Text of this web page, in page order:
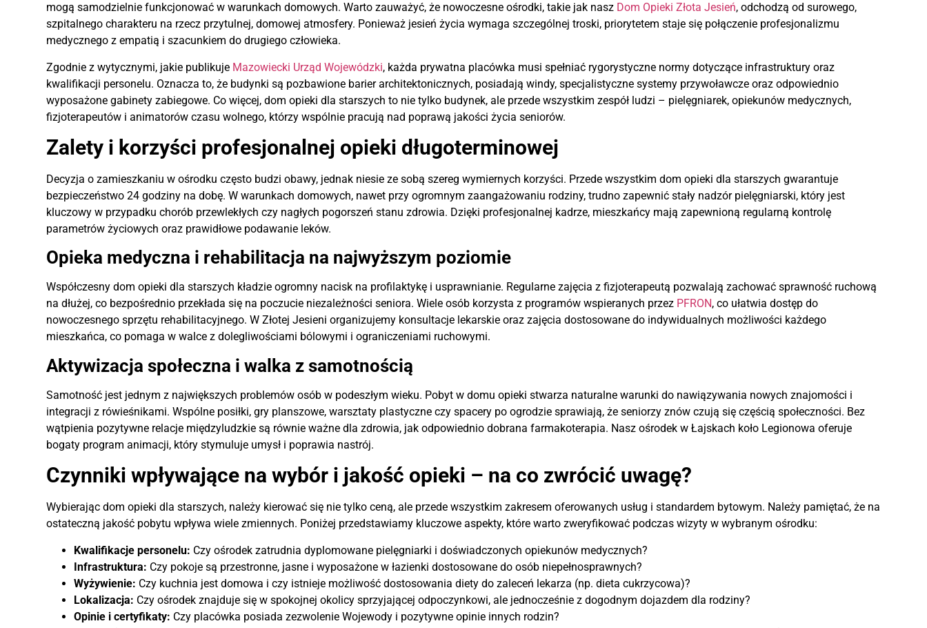
mogą samodzielnie funkcjonować w warunkach domowych. Warto zauważyć, że nowoczesne ośrodki, takie jak nasz Dom Opieki Złota Jesień, odchodzą od surowego,
szpitalnego charakteru na rzecz przytulnej, domowej atmosfery. Ponieważ jesień życia wymaga szczególnej troski, priorytetem staje się połączenie profesjonalizmu
medycznego z empatią i szacunkiem do drugiego człowieka.
Zgodnie z wytycznymi, jakie publikuje Mazowiecki Urząd Wojewódzki, każda prywatna placówka musi spełniać rygorystyczne normy dotyczące infrastruktury oraz
kwalifikacji personelu. Oznacza to, że budynki są pozbawione barier architektonicznych, posiadają windy, specjalistyczne systemy przywoławcze oraz odpowiednio
wyposażone gabinety zabiegowe. Co więcej, dom opieki dla starszych to nie tylko budynek, ale przede wszystkim zespół ludzi – pielęgniarek, opiekunów medycznych,
fizjoterapeutów i animatorów czasu wolnego, którzy wspólnie pracują nad poprawą jakości życia seniorów.
Zalety i korzyści profesjonalnej opieki długoterminowej
Decyzja o zamieszkaniu w ośrodku często budzi obawy, jednak niesie ze sobą szereg wymiernych korzyści. Przede wszystkim dom opieki dla starszych gwarantuje
bezpieczeństwo 24 godziny na dobę. W warunkach domowych, nawet przy ogromnym zaangażowaniu rodziny, trudno zapewnić stały nadzór pielęgniarski, który jest
kluczowy w przypadku chorób przewlekłych czy nagłych pogorszeń stanu zdrowia. Dzięki profesjonalnej kadrze, mieszkańcy mają zapewnioną regularną kontrolę
parametrów życiowych oraz prawidłowe podawanie leków.
Opieka medyczna i rehabilitacja na najwyższym poziomie
Współczesny dom opieki dla starszych kładzie ogromny nacisk na profilaktykę i usprawnianie. Regularne zajęcia z fizjoterapeutą pozwalają zachować sprawność ruchową
na dłużej, co bezpośrednio przekłada się na poczucie niezależności seniora. Wiele osób korzysta z programów wspieranych przez PFRON, co ułatwia dostęp do
nowoczesnego sprzętu rehabilitacyjnego. W Złotej Jesieni organizujemy konsultacje lekarskie oraz zajęcia dostosowane do indywidualnych możliwości każdego
mieszkańca, co pomaga w walce z dolegliwościami bólowymi i ograniczeniami ruchowymi.
Aktywizacja społeczna i walka z samotnością
Samotność jest jednym z największych problemów osób w podeszłym wieku. Pobyt w domu opieki stwarza naturalne warunki do nawiązywania nowych znajomości i
integracji z rówieśnikami. Wspólne posiłki, gry planszowe, warsztaty plastyczne czy spacery po ogrodzie sprawiają, że seniorzy znów czują się częścią społeczności. Bez
wątpienia pozytywne relacje międzyludzkie są równie ważne dla zdrowia, jak odpowiednio dobrana farmakoterapia. Nasz ośrodek w Łajskach koło Legionowa oferuje
bogaty program animacji, który stymuluje umysł i poprawia nastrój.
Czynniki wpływające na wybór i jakość opieki – na co zwrócić uwagę?
Wybierając dom opieki dla starszych, należy kierować się nie tylko ceną, ale przede wszystkim zakresem oferowanych usług i standardem bytowym. Należy pamiętać, że na
ostateczną jakość pobytu wpływa wiele zmiennych. Poniżej przedstawiamy kluczowe aspekty, które warto zweryfikować podczas wizyty w wybranym ośrodku:
Kwalifikacje personelu: Czy ośrodek zatrudnia dyplomowane pielęgniarki i doświadczonych opiekunów medycznych?
Infrastruktura: Czy pokoje są przestronne, jasne i wyposażone w łazienki dostosowane do osób niepełnosprawnych?
Wyżywienie: Czy kuchnia jest domowa i czy istnieje możliwość dostosowania diety do zaleceń lekarza (np. dieta cukrzycowa)?
Lokalizacja: Czy ośrodek znajduje się w spokojnej okolicy sprzyjającej odpoczynkowi, ale jednocześnie z dogodnym dojazdem dla rodziny?
Opinie i certyfikaty: Czy placówka posiada zezwolenie Wojewody i pozytywne opinie innych rodzin?